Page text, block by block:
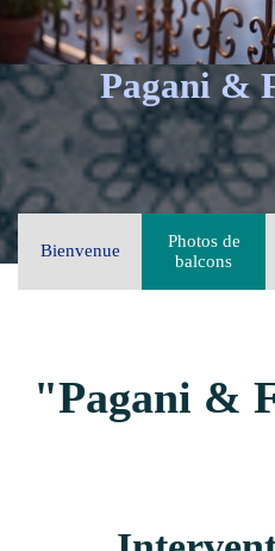
Pagani &
Bienvenue
Photos de
balcons
"Pagani &